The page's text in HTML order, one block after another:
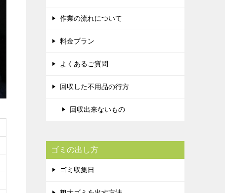
作業の流れについて
料金プラン
よくあるご質問
回収した不用品の行方
回収出来ないもの
ゴミの出し方
ゴミ収集日